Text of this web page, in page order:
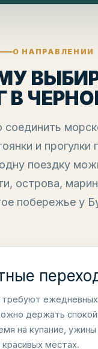
О НАПРАВЛЕНИИ
В
соединить
и прогулки
поездку
острова,
побережье у
держать
на купание, ужины
красивых местах.